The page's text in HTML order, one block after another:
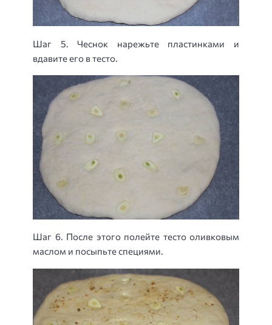
Шаг 5. Чеснок нарежьте пластинками и
вдавите его в тесто.
Шаг 6. После этого полейте тесто оливковым
маслом и посыпьте специями.